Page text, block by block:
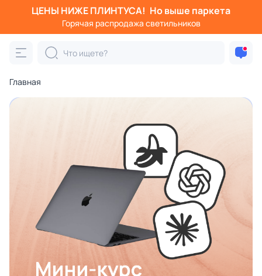
ЦЕНЫ НИЖЕ ПЛИНТУСА! Но выше паркета
Горячая распродажа светильников
Главная